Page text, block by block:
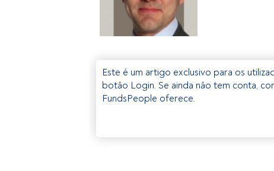
Este é um artigo exclusivo para os
botão Login. Se ainda não tem conta,
FundsPeople oferece.